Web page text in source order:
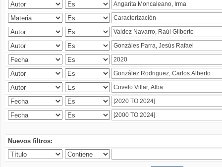
Nuevos filtros: